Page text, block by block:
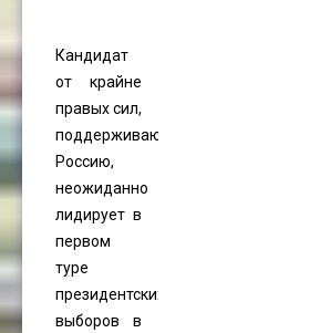
Кандидат
от крайне
правых сил,
поддерживающий
Россию,
неожиданно
лидирует в
первом
туре
президентских
выборов в